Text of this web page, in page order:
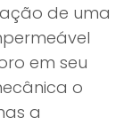
de uma
em seu
o
a